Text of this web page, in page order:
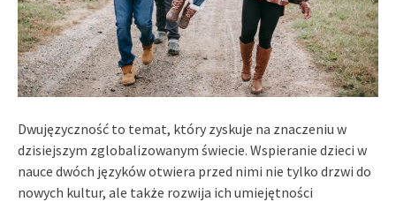
Dwujęzyczność to temat, który zyskuje na znaczeniu w
dzisiejszym zglobalizowanym świecie. Wspieranie dzieci w
nauce dwóch języków otwiera przed nimi nie tylko drzwi do
nowych kultur, ale także rozwija ich umiejętności